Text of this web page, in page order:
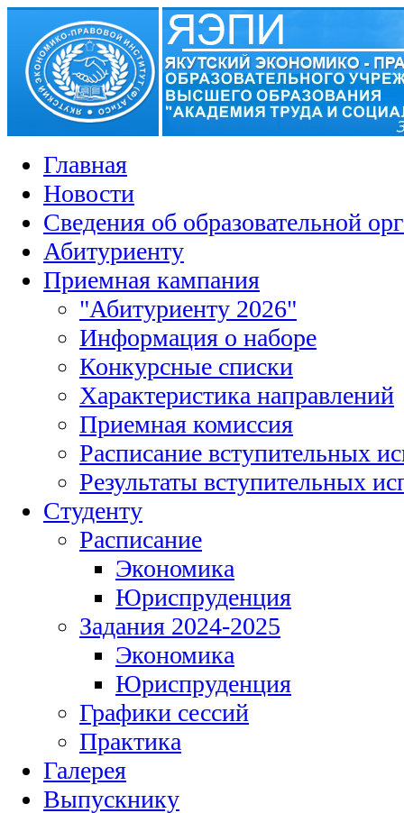
Главная
Новости
Сведения об образовательной
Абитуриенту
Приемная кампания
"Абитуриенту 2026"
Информация о наборе
Конкурсные списки
Характеристика направлений
Приемная комиссия
Расписание вступительных
Результаты вступительных
Студенту
Расписание
Экономика
Юриспруденция
Задания 2024-2025
Экономика
Юриспруденция
Графики сессий
Практика
Галерея
Выпускнику